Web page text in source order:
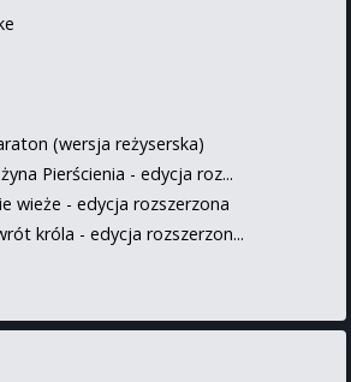
(wersja reżyserska)
Pierścienia - edycja roz...
wieże - edycja rozszerzona
króla - edycja rozszerzon...